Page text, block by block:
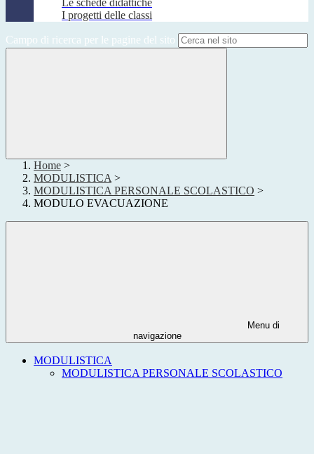
Le schede didattiche
I progetti delle classi
Campo di ricerca per le pagine del sito
Home >
MODULISTICA >
MODULISTICA PERSONALE SCOLASTICO >
MODULO EVACUAZIONE
Menu di
navigazione
MODULISTICA
MODULISTICA PERSONALE SCOLASTICO